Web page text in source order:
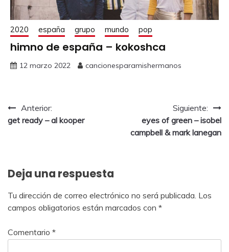
2020 españa grupo mundo pop
himno de españa – kokoshca
12 marzo 2022 cancionesparamishermanos
Anterior:
get ready – al kooper
Siguiente:
eyes of green – isobel
campbell & mark lanegan
Deja una respuesta
Tu dirección de correo electrónico no será publicada. Los
campos obligatorios están marcados con *
Comentario *